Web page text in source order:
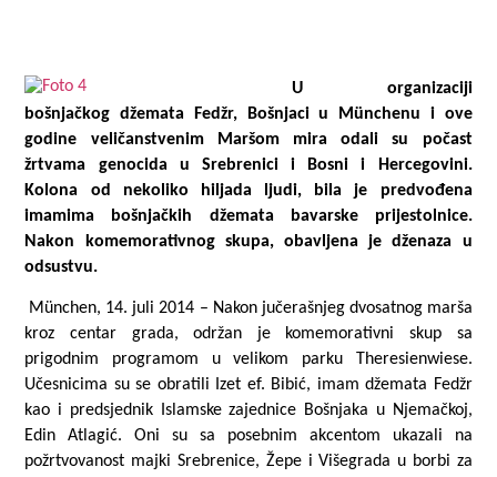
U organizaciji
bošnjačkog džemata Fedžr, Bošnjaci u Münchenu i ove
godine veličanstvenim Maršom mira odali su počast
žrtvama genocida u Srebrenici i Bosni i Hercegovini.
Kolona od nekoliko hiljada ljudi, bila je predvođena
imamima bošnjačkih džemata bavarske prijestolnice.
Nakon komemorativnog skupa, obavljena je dženaza u
odsustvu.
München, 14. juli 2014 – Nakon jučerašnjeg dvosatnog marša
kroz centar grada, održan je komemorativni skup sa
prigodnim programom u velikom parku Theresienwiese.
Učesnicima su se obratili Izet ef. Bibić, imam džemata Fedžr
kao i predsjednik Islamske zajednice Bošnjaka u Njemačkoj,
Edin Atlagić. Oni su sa posebnim akcentom ukazali na
požrtvovanost majki Srebrenice, Žepe i Višegrada u borbi za